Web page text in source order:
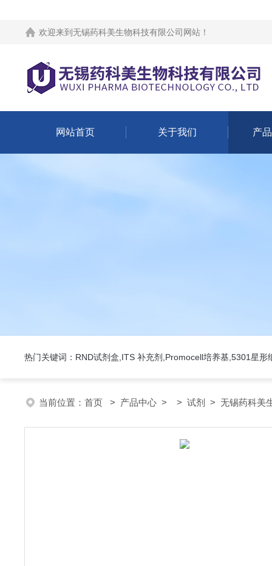
欢迎来到 无锡药科美生物科技有限公司网站 ！
网站首页 关于我们 产
热门关键词：RND试剂盒,ITS 补充剂,Promocell培养基,5301星形
当前位置： 首页 > 产品中心 > > 试剂 > 无锡药科美